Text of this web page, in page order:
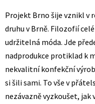
Projekt Brno šije vznikl v
druhu v Brně. Filozofií
udržitelná móda. Jde
nadprodukce protiklad k
nekvalitní konfekční
si šili sami. To vše v
nezávazně vyzkoušet,